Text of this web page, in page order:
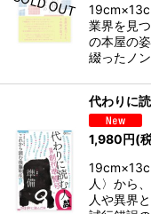
業界を見
の本屋の
綴ったノ
代わりに
1,980円(
人〉から
人や異界